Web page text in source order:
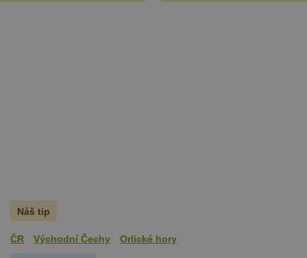
Náš tip
ČR Východní Čechy Orlické hory